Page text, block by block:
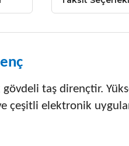
taş dirençtir.
çeşitli elektronik